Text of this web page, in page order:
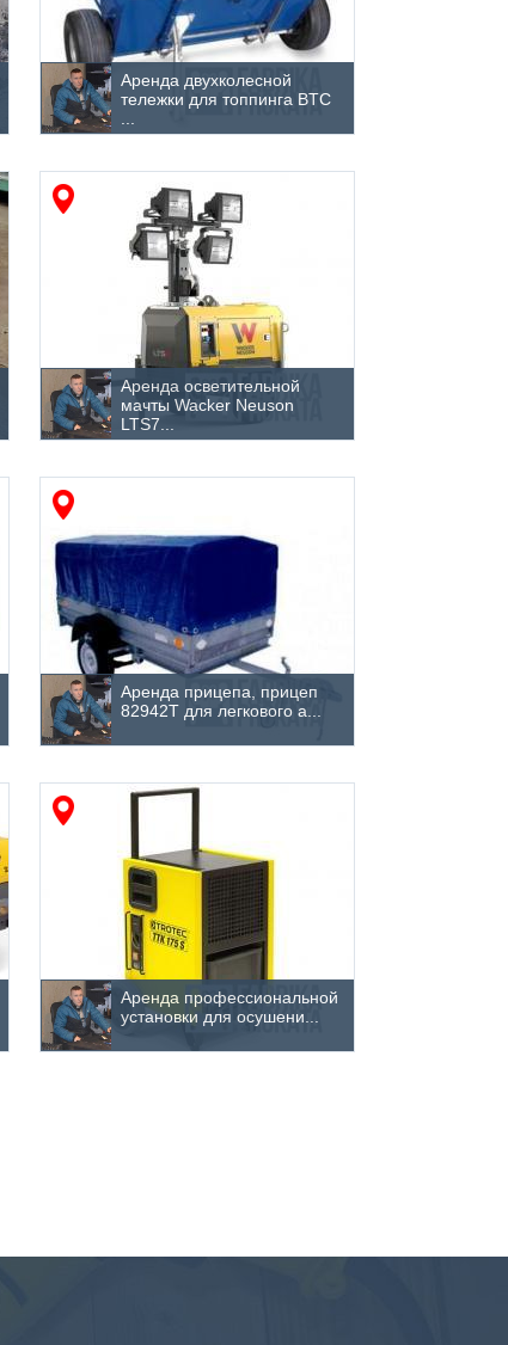
Аренда двухколесной
тележки для топпинга BTC
Аренда осветительной
мачты Wacker Neuson
LTS7...
Аренда прицепа, прицеп
82942Т для легкового а...
Аренда профессиональной
установки для осушени...